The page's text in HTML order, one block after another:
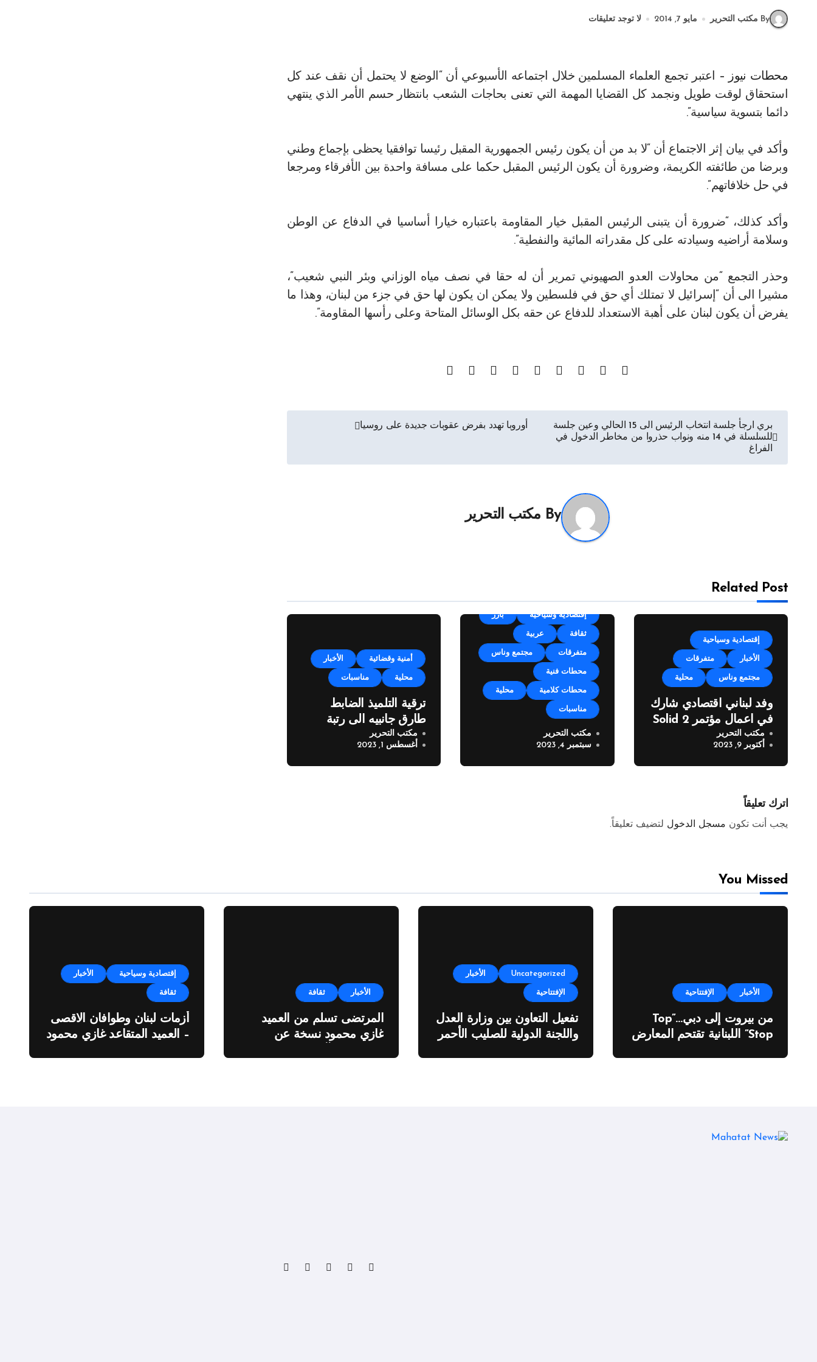
By مكتب التحرير مايو 7, 2014 لا توجد تعليقات
محطات نيوز – اعتبر تجمع العلماء المسلمين خلال اجتماعه الأسبوعي أن “الوضع لا يحتمل أن نقف عند كل
استحقاق لوقت طويل ونجمد كل القضايا المهمة التي تعنى بحاجات الشعب بانتظار حسم الأمر الذي ينتهي
دائما بتسوية سياسية”.
وأكد في بيان إثر الاجتماع أن “لا بد من أن يكون رئيس الجمهورية المقبل رئيسا توافقيا يحظى بإجماع وطني
وبرضا من طائفته الكريمة، وضرورة أن يكون الرئيس المقبل حكما على مسافة واحدة بين الأفرقاء ومرجعا
في حل خلافاتهم”.
وأكد كذلك، “ضرورة أن يتبنى الرئيس المقبل خيار المقاومة باعتباره خيارا أساسيا في الدفاع عن الوطن
وسلامة أراضيه وسيادته على كل مقدراته المائية والنفطية”.
وحذر التجمع “من محاولات العدو الصهيوني تمرير أن له حقا في نصف مياه الوزاني وبئر النبي شعيب”،
مشيرا الى أن “إسرائيل لا تمتلك أي حق في فلسطين ولا يمكن ان يكون لها حق في جزء من لبنان، وهذا ما
يفرض أن يكون لبنان على أهبة الاستعداد للدفاع عن حقه بكل الوسائل المتاحة وعلى رأسها المقاومة”.
تصفّح
المقالات
بري ارجأ جلسة انتخاب الرئيس الى 15 الحالي وعين جلسة
للسلسلة في 14 منه ونواب حذروا من مخاطر الدخول في
الفراغ
أوروبا تهدد بفرض عقوبات جديدة على روسيا
By مكتب التحرير
Related Post
إقتصادية وسياحية
الأخبار متفرقات
مجتمع وناس محلية
وفد لبناني اقتصادي شارك
في اعمال مؤتمر Solid 2
مكتب التحرير
أكتوبر 9, 2023
إقتصادية وسياحية بارز
ثقافة عربية
متفرقات مجتمع وناس
محطات فنية
محطات كلامية محلية
مناسبات
مهرجان زوق مكايل “بلدتنا
العيد” في نسخته الرابعة
مكتب التحرير
سبتمبر 4, 2023
أمنية وقضائية الأخبار
محلية مناسبات
ترقية التلميذ الضابط
طارق جانبيه الى رتبة
ملازم
مكتب التحرير
أغسطس 1, 2023
اترك تعليقاً
يجب أنت تكون مسجل الدخول لتضيف تعليقاً.
You Missed
الأخبار الإفتتاحية
من بيروت إلى دبي…”Top
Stop” اللبنانية تقتحم المعارض
Uncategorized الأخبار
الإفتتاحية
تفعيل التعاون بين وزارة العدل
واللجنة الدولية للصليب الأحمر
الأخبار ثقافة
المرتضى تسلم من العميد
غازي محمود نسخة عن
إقتصادية وسياحية الأخبار
ثقافة
أزمات لبنان وطوافان الاقصى
– العميد المتقاعد غازي محمود